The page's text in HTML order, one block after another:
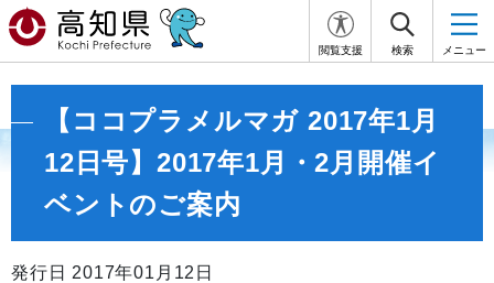
閲覧支援 検索 メニュー
【ココプラメルマガ 2017年1月
12日号】2017年1月・2月開催イ
ベントのご案内
発行日 2017年01月12日